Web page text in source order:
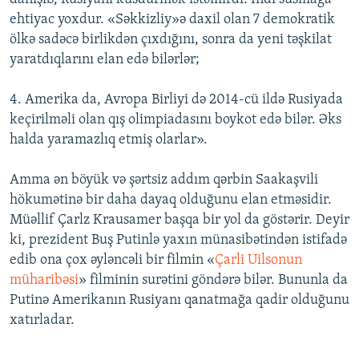
ehtiyac yoxdur. «Səkkizliy»ə daxil olan 7 demokratik
ölkə sadəcə birlikdən çıxdığını, sonra da yeni təşkilat
yaratdıqlarını elan edə bilərlər;
4. Amerika da, Avropa Birliyi də 2014-cü ildə Rusiyada
keçirilməli olan qış olimpiadasını boykot edə bilər. Əks
halda yaramazlıq etmiş olarlar».
Amma ən böyük və şərtsiz addım qərbin Saakaşvili
hökumətinə bir daha dayaq olduğunu elan etməsidir.
Müəllif Çarlz Krausamer başqa bir yol da göstərir. Deyir
ki, prezident Buş Putinlə yaxın münasibətindən istifadə
edib ona çox əyləncəli bir filmin «Çarli Uilsonun
müharibəsi» filminin surətini göndərə bilər. Bununla da
Putinə Amerikanın Rusiyanı qanatmağa qadir olduğunu
xatırladar.